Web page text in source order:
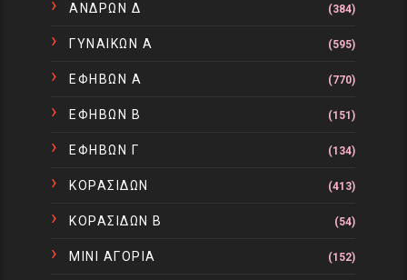
ΑΝΔΡΩΝ Δ (384)
ΓΥΝΑΙΚΩΝ Α (595)
ΕΦΗΒΩΝ Α (770)
ΕΦΗΒΩΝ Β (151)
ΕΦΗΒΩΝ Γ (134)
ΚΟΡΑΣΙΔΩΝ (413)
ΚΟΡΑΣΙΔΩΝ Β (54)
ΜΙΝΙ ΑΓΟΡΙΑ (152)